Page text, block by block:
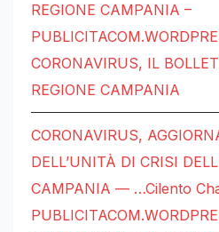
REGIONE CAMPANIA –
CORONAVIRUS, IL
REGIONE CAMPANIA
CORONAVIRUS,
DELL’UNITÀ DI CRISI
CAMPANIA — …Cilento